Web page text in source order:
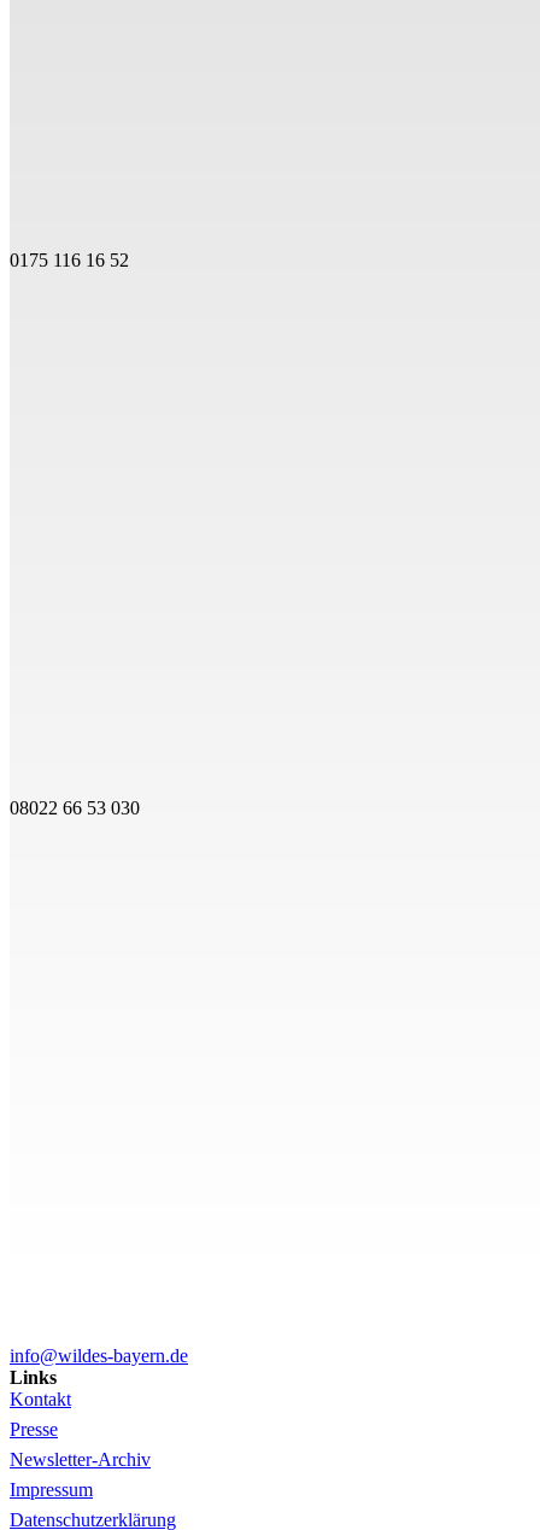
0175 116 16 52
08022 66 53 030
info@wildes-bayern.de
Links
Kontakt
Presse
Newsletter-Archiv
Impressum
Datenschutzerklärung